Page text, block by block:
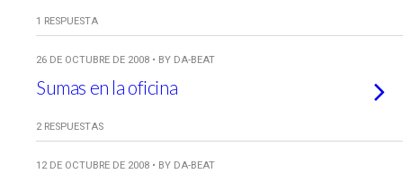
1 RESPUESTA
26 DE OCTUBRE DE 2008 • BY DA-BEAT
Sumas en la oficina
2 RESPUESTAS
12 DE OCTUBRE DE 2008 • BY DA-BEAT